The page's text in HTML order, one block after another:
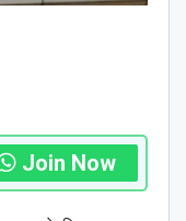
Join Now